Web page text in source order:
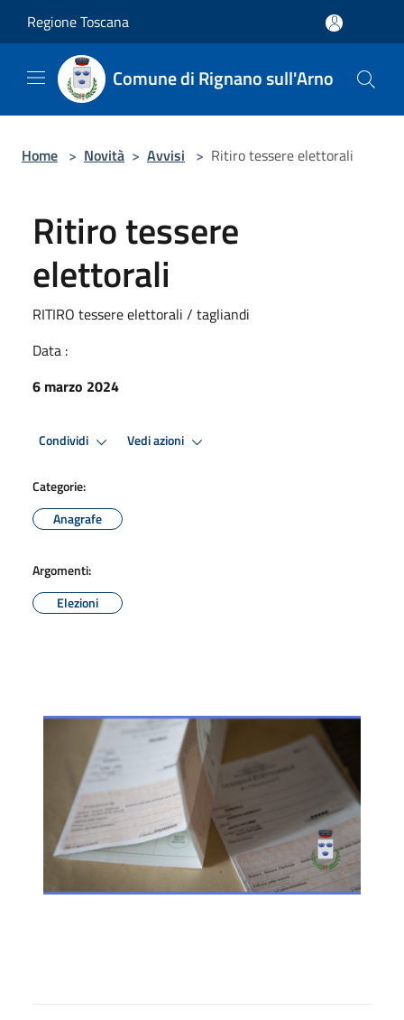
Regione Toscana
Comune di Rignano sull'Arno
Home > Novità > Avvisi > Ritiro tessere elettorali
Ritiro tessere
elettorali
RITIRO tessere elettorali / tagliandi
Data :
6 marzo 2024
Condividi Vedi azioni
Categorie:
Anagrafe
Argomenti:
Elezioni